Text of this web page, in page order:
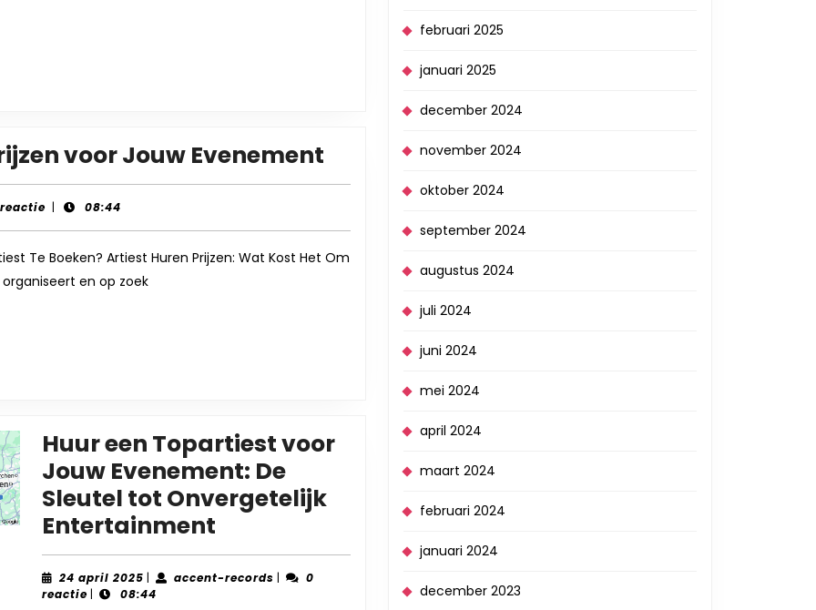
voor Jouw Evenement Vergelijk
Artiest
Prijzen
voor
Evenement
| 08:44
Te Boeken? Artiest Huren Prijzen: Wat Kost Het Om
en op zoek
Huur een Topartiest voor
Jouw Evenement: De
Sleutel tot Onvergetelijk
Entertainment
een
Topartiest
24 april 2025 24
april
| accent-records accent-
|
0
reactie | 08:44
februari 2025
januari 2025
december 2024
november 2024
oktober 2024
september 2024
augustus 2024
juli 2024
juni 2024
mei 2024
april 2024
maart 2024
februari 2024
januari 2024
december 2023